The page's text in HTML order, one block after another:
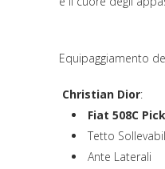
Equipaggiamento
Christian Dior:
Fiat 508C
Tetto
Ante Laterali